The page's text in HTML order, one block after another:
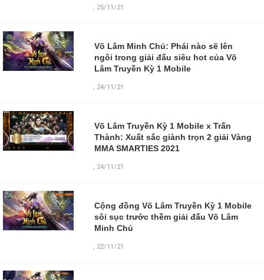
25/11/21
Võ Lâm Minh Chủ: Phái nào sẽ lên
ngôi trong giải đấu siêu hot của Võ
Lâm Truyền Kỳ 1 Mobile
, 24/11/21
Võ Lâm Truyền Kỳ 1 Mobile x Trấn
Thành: Xuất sắc giành trọn 2 giải Vàng
MMA SMARTIES 2021
, 24/11/21
Cộng đồng Võ Lâm Truyền Kỳ 1 Mobile
sôi sục trước thềm giải đấu Võ Lâm
Minh Chủ
, 22/11/21